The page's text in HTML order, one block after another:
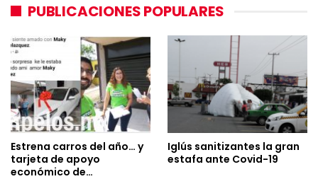
PUBLICACIONES POPULARES
Estrena carros del año… y
tarjeta de apoyo
económico de…
Iglús sanitizantes la gran
estafa ante Covid-19